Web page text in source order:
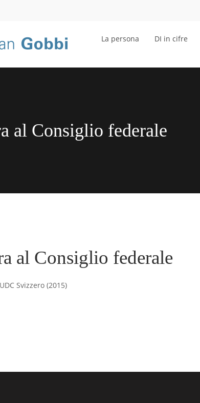
La persona DI in cifre
al Consiglio federale
al Consiglio federale
Svizzero (2015)